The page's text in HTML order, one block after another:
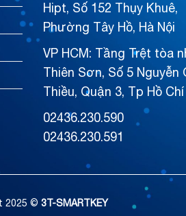
Hipt, Số 152 Thụy Khuê,
Phường Tây Hồ, Hà Nội
VP HCM: Tầng Trệt tòa
Thiên Sơn, Số 5 Nguyễn
Thiều, Quận 3, Tp Hồ
02436.230.590
02436.230.591
2025 © 3T-SMARTKEY